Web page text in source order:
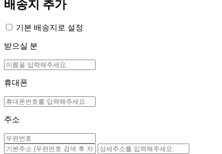
배송지 추가
기본 배송지로 설정
받으실 분
휴대폰
주소